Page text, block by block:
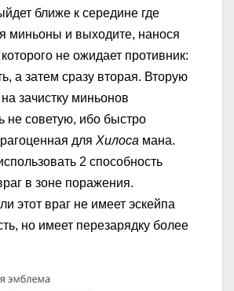
ближе к середине где
миньоны и выходите, нанося
не ожидает противник:
а затем сразу вторая. Вторую
зачистку миньонов
не советую, ибо быстро
для Хилоса мана.
2 способность
в зоне поражения.
этот враг не имеет эскейпа
но имеет перезарядку более